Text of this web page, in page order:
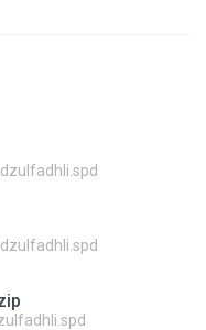
dzulfadhli.spd
dzulfadhli.spd